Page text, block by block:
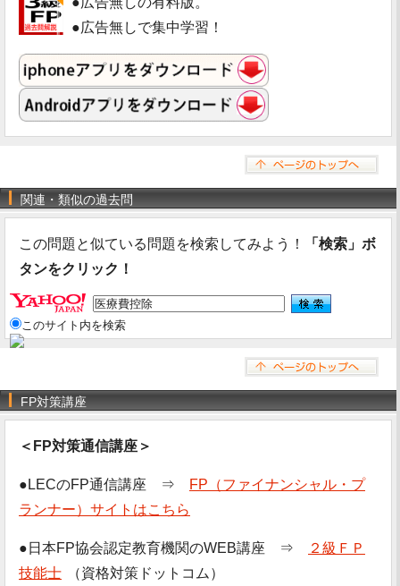
●広告無しで集中学習！
関連・類似の過去問
この問題と似ている問題を検索してみよう！
「検索」ボ
タンをクリック！
このサイト内を検索
FP対策講座
＜FP対策通信講座＞
●LECのFP通信講座 ⇒
FP（ファイナンシャル・プ
ランナー）サイトはこちら
●日本FP協会認定教育機関のWEB講座 ⇒
２級ＦＰ
技能士
（資格対策ドットコム）